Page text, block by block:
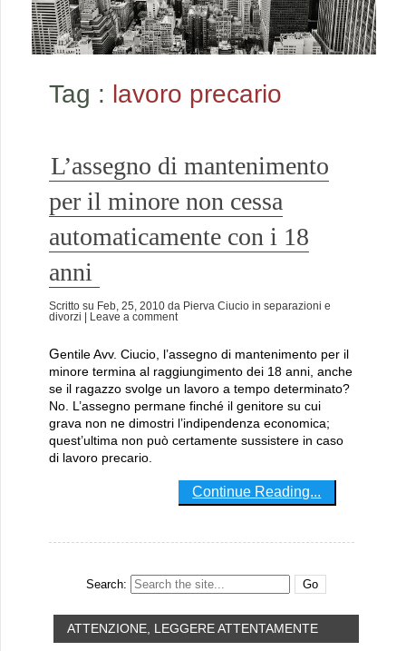
Tag : lavoro precario
L’assegno di mantenimento
per il minore non cessa
automaticamente con i 18
anni
Scritto su Feb, 25, 2010 da Pierva Ciucio in separazioni e
divorzi
| Leave a comment
Gentile Avv. Ciucio, l’assegno di mantenimento per il
minore termina al raggiungimento dei 18 anni, anche
se il ragazzo svolge un lavoro a tempo determinato?
No. L’assegno permane finché il genitore su cui
grava non ne dimostri l’indipendenza economica;
quest’ultima non può certamente sussistere in caso
di lavoro precario.
Continue Reading...
Search:
ATTENZIONE, LEGGERE ATTENTAMENTE